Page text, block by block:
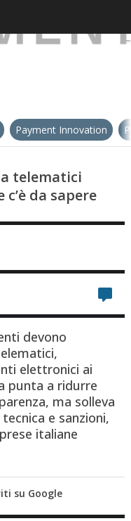
Payment Innovation
telematici
da sapere
devono
elettronici ai
punta a ridurre
ma solleva
e sanzioni,
italiane
su Google